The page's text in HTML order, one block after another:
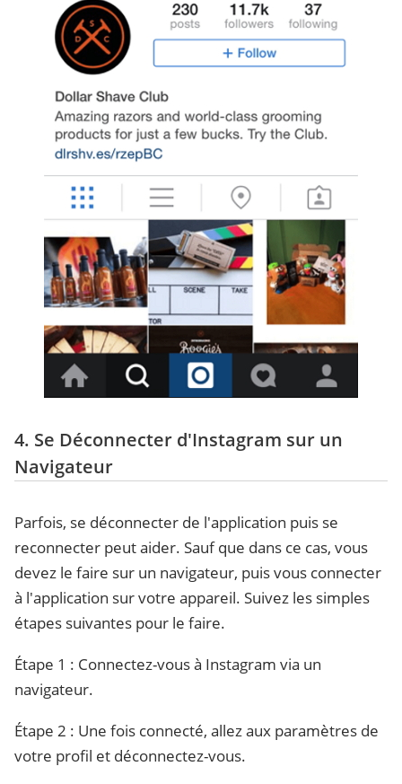
4. Se Déconnecter d'Instagram sur un
Navigateur
Parfois, se déconnecter de l'application puis se
reconnecter peut aider. Sauf que dans ce cas, vous
devez le faire sur un navigateur, puis vous connecter
à l'application sur votre appareil. Suivez les simples
étapes suivantes pour le faire.
Étape 1 : Connectez-vous à Instagram via un
navigateur.
Étape 2 : Une fois connecté, allez aux paramètres de
votre profil et déconnectez-vous.